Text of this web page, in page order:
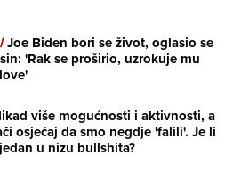
Joe Biden bori se život, oglasio se
'Rak se proširio, uzrokuje mu
više mogućnosti i aktivnosti, a
osjećaj da smo negdje 'falili'. Je li
u nizu bullshita?